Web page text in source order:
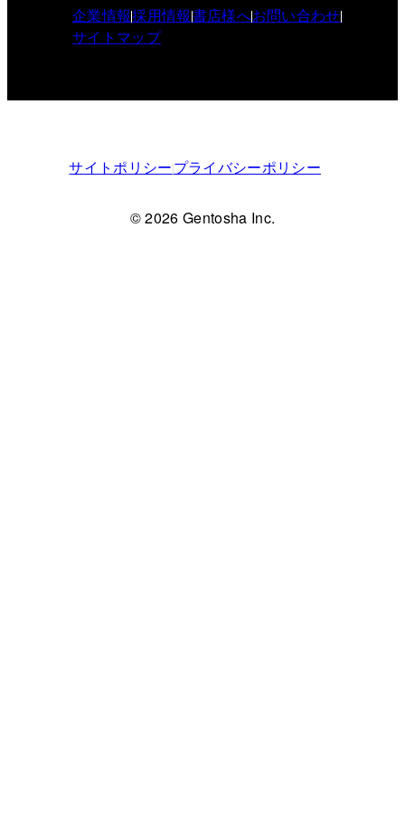
企業情報採用情報書店様へお問い合わせ
サイトマップ
サイトポリシープライバシーポリシー
© 2026 Gentosha Inc.